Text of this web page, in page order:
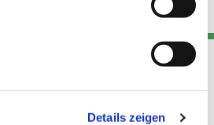
Details zeigen
Kont
Links